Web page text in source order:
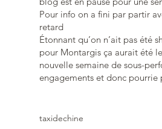
Pour info on a fini par partir
retard
Étonnant qu’on n’ait pas été
pour Montargis ça aurait été
nouvelle semaine de sous-
engagements et donc pourrie
taxidechine